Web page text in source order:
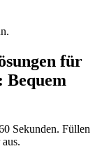
für
Bequem
Sekunden. Füllen